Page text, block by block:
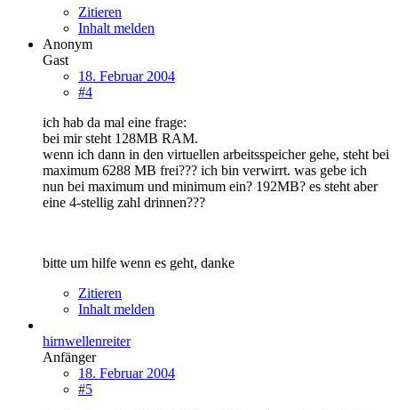
Zitieren
Inhalt melden
Anonym
Gast
18. Februar 2004
#4
ich hab da mal eine frage:
bei mir steht 128MB RAM.
wenn ich dann in den virtuellen arbeitsspeicher gehe, steht bei
maximum 6288 MB frei??? ich bin verwirrt. was gebe ich
nun bei maximum und minimum ein? 192MB? es steht aber
eine 4-stellig zahl drinnen???
bitte um hilfe wenn es geht, danke
Zitieren
Inhalt melden
hirnwellenreiter
Anfänger
18. Februar 2004
#5